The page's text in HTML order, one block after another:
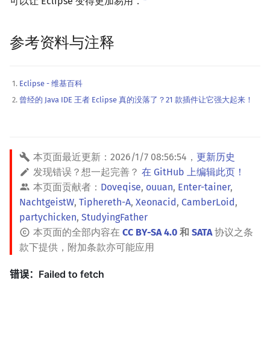
参考资料与注释
Eclipse - 维基百科
曾经的 Java IDE 王者 Eclipse 真的没落了？21 款插件让它强大起来！
本页面最近更新： 2026/1/7 08:56:54 ， 更新历史
发现错误？想一起完善？ 在 GitHub 上编辑此页！
本页面贡献者： Doveqise, ouuan, Enter-tainer,
NachtgeistW, Tiphereth-A, Xeonacid, CamberLoid,
partychicken, StudyingFather
本页面的全部内容在 CC BY-SA 4.0 和 SATA协议之条
款下提供，附加条款亦可能应用